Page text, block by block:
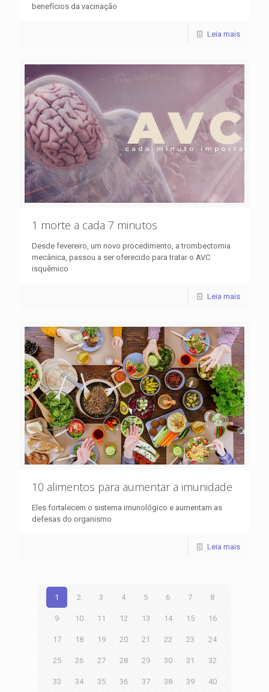
benefícios da vacinação
Leia mais
1 morte a cada 7 minutos
Desde fevereiro, um novo procedimento, a trombectomia
mecânica, passou a ser oferecido para tratar o AVC
isquêmico
Leia mais
10 alimentos para aumentar a imunidade
Eles fortalecem o sistema imunológico e aumentam as
defesas do organismo
Leia mais
1 2 3 4 5 6 7 8
9 10 11 12 13 14 15 16
17 18 19 20 21 22 23 24
25 26 27 28 29 30 31 32
33 34 35 36 37 38 39 40